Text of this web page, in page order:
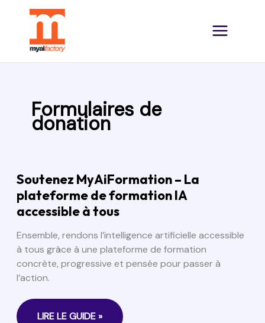
Formulaires de
donation
Soutenez MyAiFormation – La
plateforme de formation IA
accessible à tous
Ensemble, rendons l’intelligence artificielle accessible
à tous grâce à une plateforme de formation
concrète, progressive et pensée pour passer à
l’action.
SOUTENEZ
MYAIFORMATION
–
LA
DE
FORMATION
IA
ACCESSIBLE
À
LIRE LE GUIDE »